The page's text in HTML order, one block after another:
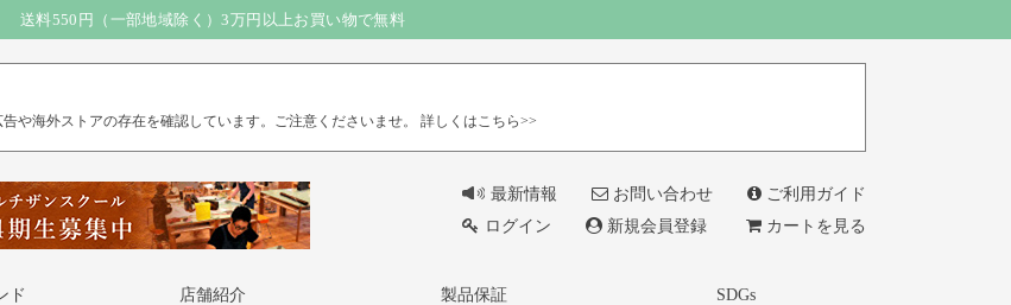
送料550円（一部地域除く）3万円以上お買い物で無料
や海外ストアの存在を確認しています。ご注意くださいませ。 詳しくはこちら>>
最新情報 お問い合わせ
ご利用ガイド
ログイン
新規会員登録 カートを見る
ド 店舗紹介 製品保証 SDGs